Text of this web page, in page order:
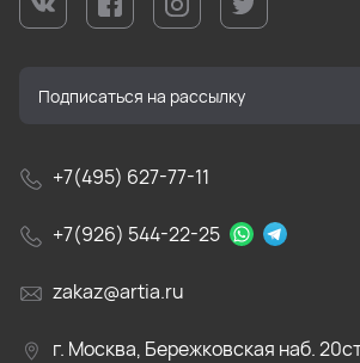
+7(495) 627-77-11
+7(926) 544-22-25
zakaz@artia.ru
г. Москва, Бережковская наб.